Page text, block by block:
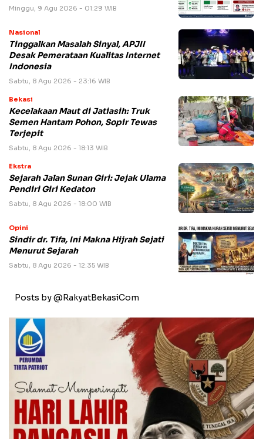
Minggu, 9 Agu 2026 - 01:29 WIB
Nasional
Tinggalkan Masalah Sinyal, APJII
Desak Pemerataan Kualitas Internet
Indonesia
Sabtu, 8 Agu 2026 - 23:16 WIB
Bekasi
Kecelakaan Maut di Jatiasih: Truk
Semen Hantam Pohon, Sopir Tewas
Terjepit
Sabtu, 8 Agu 2026 - 18:13 WIB
Ekstra
Sejarah Jalan Sunan Giri: Jejak Ulama
Pendiri Giri Kedaton
Sabtu, 8 Agu 2026 - 18:00 WIB
Opini
Sindir dr. Tifa, Ini Makna Hijrah Sejati
Menurut Sejarah
Sabtu, 8 Agu 2026 - 12:35 WIB
Posts by @RakyatBekasiCom